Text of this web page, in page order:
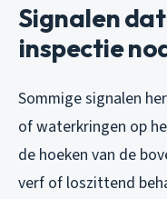
Signalen
inspectie
Sommige signalen
of waterkringen op
de hoeken van de
verf of loszittend